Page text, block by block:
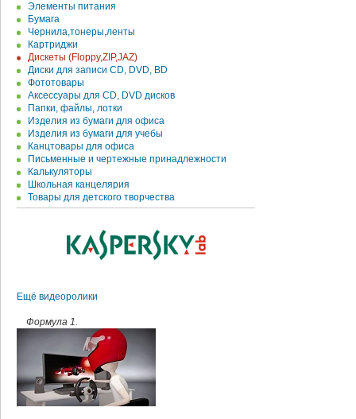
Элементы питания
Бумага
Чернила,тонеры,ленты
Картриджи
Дискеты (Floppy,ZIP,JAZ)
Диски для записи CD, DVD, BD
Фототовары
Аксессуары для CD, DVD дисков
Папки, файлы, лотки
Изделия из бумаги для офиса
Изделия из бумаги для учебы
Канцтовары для офиса
Письменные и чертежные принадлежности
Калькуляторы
Школьная канцелярия
Товары для детского творчества
Ещё видеоролики
Формула 1.